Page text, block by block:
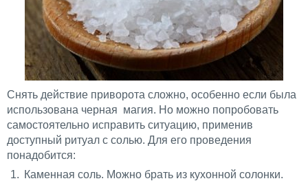
Снять действие приворота сложно, особенно если была
использована черная магия. Но можно попробовать
самостоятельно исправить ситуацию, применив
доступный ритуал с солью. Для его проведения
понадобится:
Каменная соль. Можно брать из кухонной солонки.